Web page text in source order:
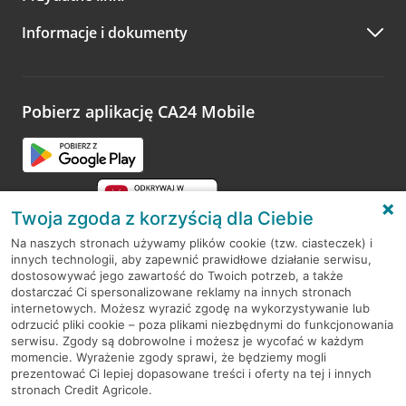
A po wizycie…
Zachęcamy do podzielenia się z nami opinią o wizycie.
opinie.
Informacje i dokumenty
Pobierz aplikację CA24 Mobile
RODO
Regulamin serwisu
Mapa serwisu
PolitykaCookies
Twoja zgoda z korzyścią dla Ciebie
Na naszych stronach używamy plików cookie (tzw. ciasteczek) i
innych technologii, aby zapewnić prawidłowe działanie serwisu,
dostosowywać jego zawartość do Twoich potrzeb, a także
dostarczać Ci spersonalizowane reklamy na innych stronach
internetowych. Możesz wyrazić zgodę na wykorzystywanie lub
odrzucić pliki cookie – poza plikami niezbędnymi do funkcjonowania
serwisu. Zgody są dobrowolne i możesz je wycofać w każdym
momencie. Wyrażenie zgody sprawi, że będziemy mogli
prezentować Ci lepiej dopasowane treści i oferty na tej i innych
stronach Credit Agricole.